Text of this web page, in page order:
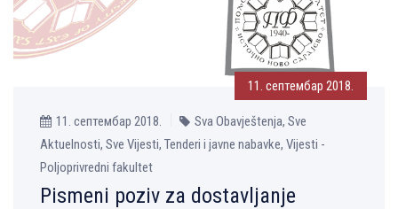
11. септембар 2018.
11. септембар 2018.
Sva Obavještenja, Sve
Aktuelnosti, Sve Vijesti, Tenderi i javne nabavke, Vijesti -
Poljoprivredni fakultet
Pismeni poziv za dostavlјanje